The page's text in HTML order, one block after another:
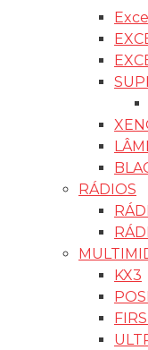
RÁDIOS
KX3